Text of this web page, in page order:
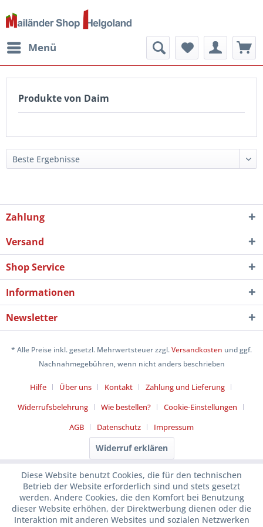
Menü
Produkte von Daim
Zahlung
Versand
Shop Service
Informationen
Newsletter
* Alle Preise inkl. gesetzl. Mehrwertsteuer zzgl.Versandkosten und ggf.
Nachnahmegebühren, wenn nicht anders beschrieben
Hilfe Über uns Kontakt
Zahlung und Lieferung
Widerrufsbelehrung
Wie bestellen?
Cookie-Einstellungen
AGB
Datenschutz Impressum
Widerruf erklären
Diese Website benutzt Cookies, die für den technischen
Betrieb der Website erforderlich sind und stets gesetzt
werden. Andere Cookies, die den Komfort bei Benutzung
dieser Website erhöhen, der Direktwerbung dienen oder die
Interaktion mit anderen Websites und sozialen Netzwerken